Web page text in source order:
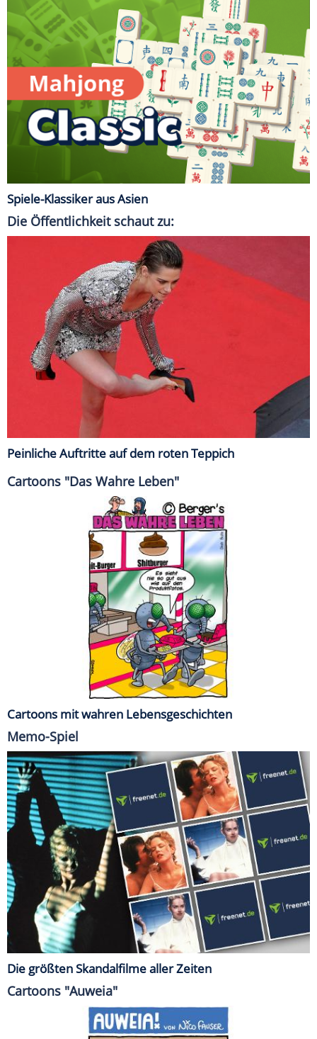
Spiele-Klassiker aus Asien
Die Öffentlichkeit schaut zu:
Peinliche Auftritte auf dem roten Teppich
Cartoons "Das Wahre Leben"
Cartoons mit wahren Lebensgeschichten
Memo-Spiel
Die größten Skandalfilme aller Zeiten
Cartoons "Auweia"